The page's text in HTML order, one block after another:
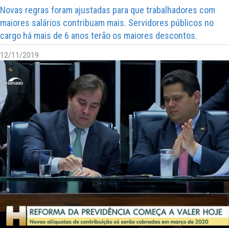
Novas regras foram ajustadas para que trabalhadores com
maiores salários contribuam mais. Servidores públicos no
cargo há mais de 6 anos terão os maiores descontos.
12/11/2019